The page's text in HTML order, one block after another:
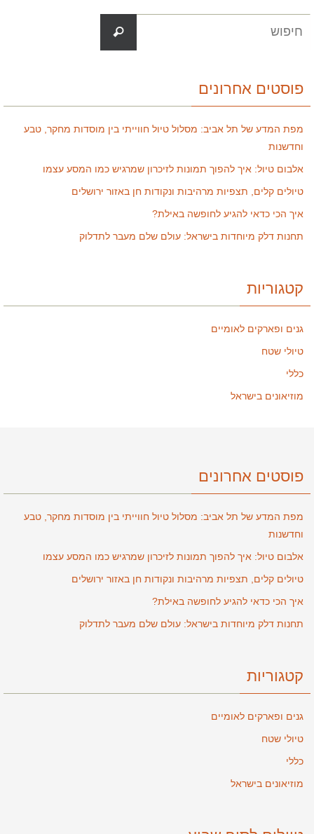
פוסטים אחרונים
מפת המדע של תל אביב: מסלול טיול חווייתי בין מוסדות מחקר, טבע
וחדשנות
אלבום טיול: איך להפוך תמונות לזיכרון שמרגיש כמו המסע עצמו
טיולים קלים, תצפיות מרהיבות ונקודות חן באזור ירושלים
איך הכי כדאי להגיע לחופשה באילת?
תחנות דלק מיוחדות בישראל: עולם שלם מעבר לתדלוק
קטגוריות
גנים ופארקים לאומיים
טיולי שטח
כללי
מוזיאונים בישראל
פוסטים אחרונים
מפת המדע של תל אביב: מסלול טיול חווייתי בין מוסדות מחקר, טבע
וחדשנות
אלבום טיול: איך להפוך תמונות לזיכרון שמרגיש כמו המסע עצמו
טיולים קלים, תצפיות מרהיבות ונקודות חן באזור ירושלים
איך הכי כדאי להגיע לחופשה באילת?
תחנות דלק מיוחדות בישראל: עולם שלם מעבר לתדלוק
קטגוריות
גנים ופארקים לאומיים
טיולי שטח
כללי
מוזיאונים בישראל